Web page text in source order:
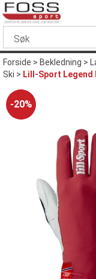
Forside>Bekledning>
Ski> Lill-Sport Legend
20%